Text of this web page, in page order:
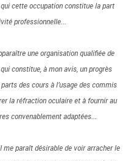
cette occupation constitue la part
professionnelle...
une organisation qualifiée de
constitue, à mon avis, un progrès
des cours à l’usage des commis
la réfraction oculaire et à fournir au
convenablement adaptées...
me paraît désirable de voir arracher le